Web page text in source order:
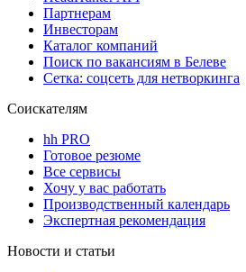
Партнерам
Инвесторам
Каталог компаний
Поиск по вакансиям в Белеве
Сетка: соцсеть для нетворкинга
Соискателям
hh PRO
Готовое резюме
Все сервисы
Хочу у вас работать
Производственный календарь
Экспертная рекомендация
Новости и статьи